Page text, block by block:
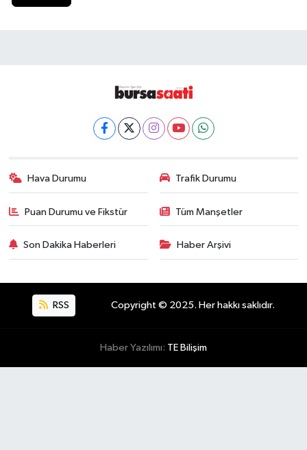
Hava Durumu Trafik Durumu
Puan Durumu ve Fikstür Tüm Manşetler
Son Dakika Haberleri Haber Arşivi
RSS Copyright © 2025. Her hakkı saklıdır.
Haber Yazılımı: TE Bilişim